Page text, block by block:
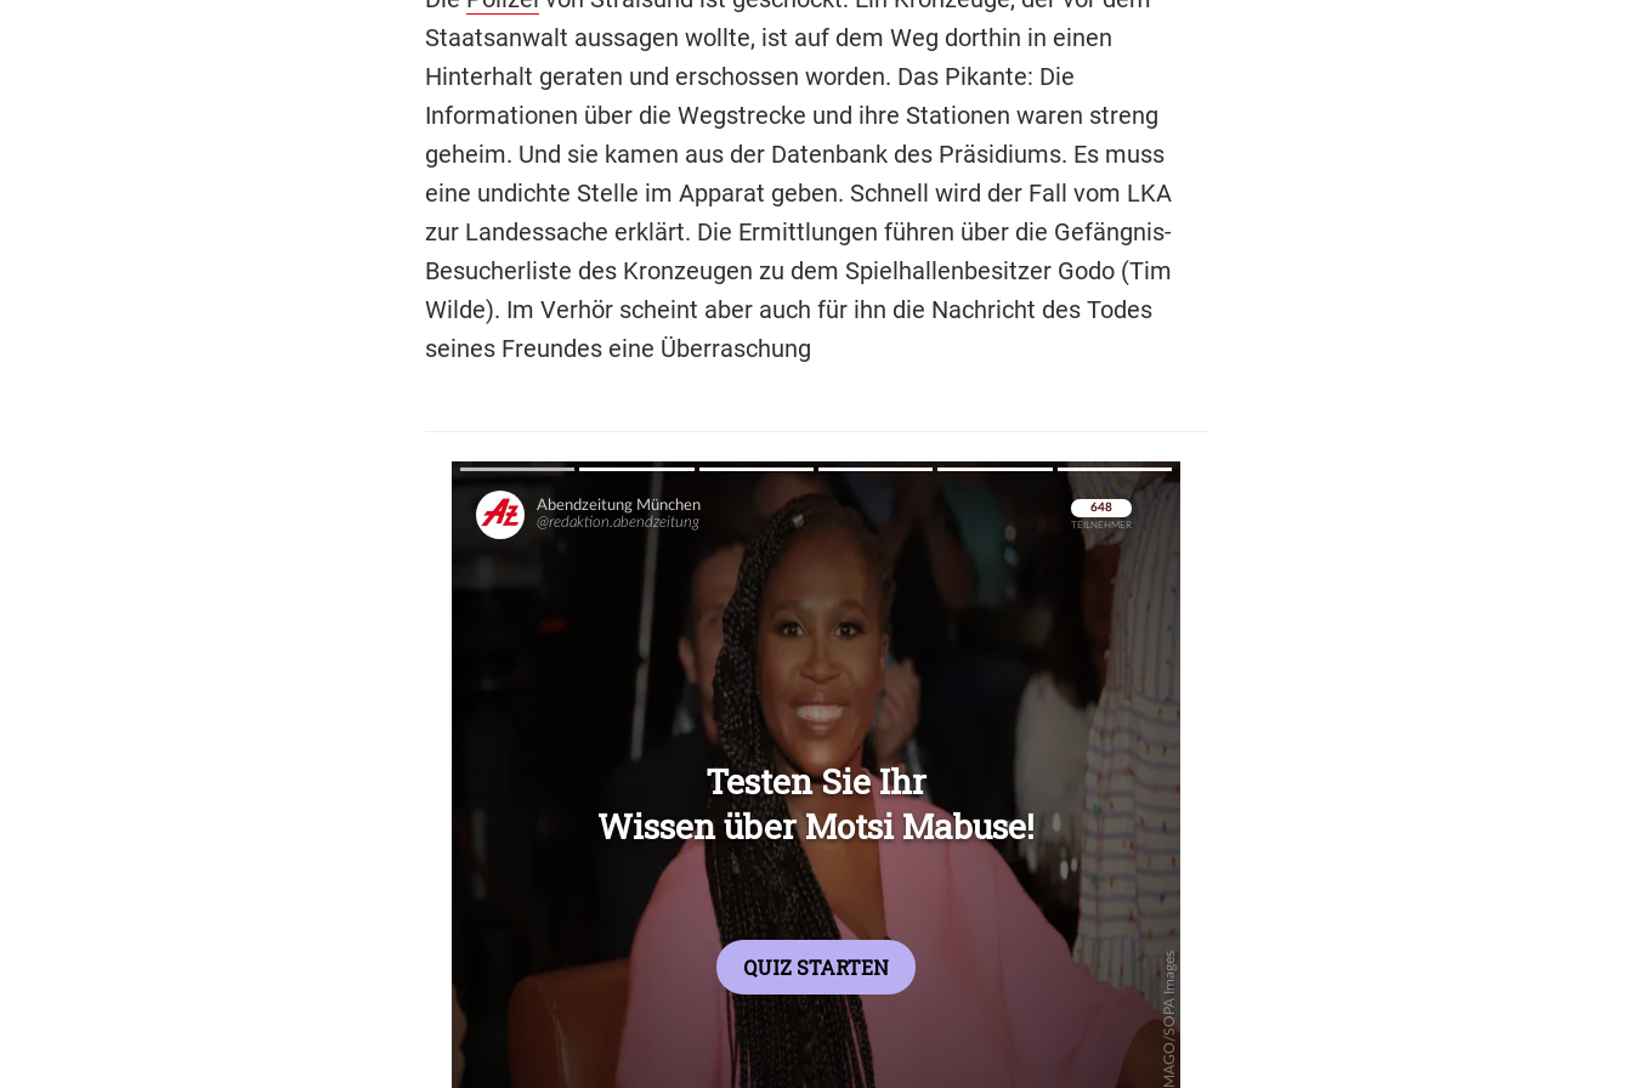
Staatsanwalt aussagen wollte, ist auf dem Weg dorthin in einen
Hinterhalt geraten und erschossen worden. Das Pikante: Die
Informationen über die Wegstrecke und ihre Stationen waren streng
geheim. Und sie kamen aus der Datenbank des Präsidiums. Es muss
eine undichte Stelle im Apparat geben. Schnell wird der Fall vom LKA
zur Landessache erklärt. Die Ermittlungen führen über die Gefängnis-
Besucherliste des Kronzeugen zu dem Spielhallenbesitzer Godo (Tim
Wilde). Im Verhör scheint aber auch für ihn die Nachricht des Todes
seines Freundes eine Überraschung
Überspringen